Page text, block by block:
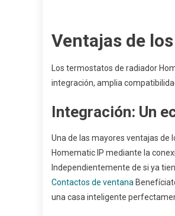
Ventajas de
Los termostatos de radiador
integración, amplia
Integración: Un
Una de las mayores ventajas de
Homematic IP mediante la
Independientemente de si ya
Contactos de ventana
una casa inteligente